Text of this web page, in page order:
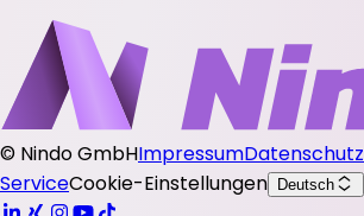
© Nindo GmbHImpressumDatenschutz
ServiceCookie-Einstellungen Deutsch